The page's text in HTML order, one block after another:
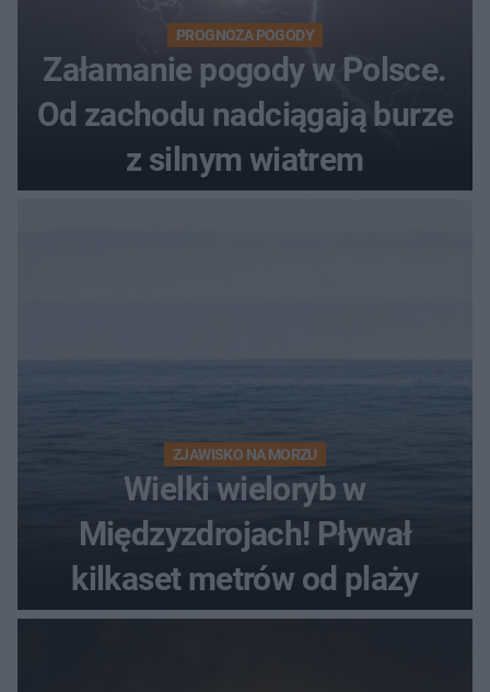
PROGNOZA POGODY
Załamanie pogody w Polsce.
Od zachodu nadciągają burze
z silnym wiatrem
ZJAWISKO NA MORZU
Wielki wieloryb w
Międzyzdrojach! Pływał
kilkaset metrów od plaży